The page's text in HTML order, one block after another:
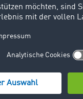
Partnerschaft
Eishockey GmbH:
sind voller Freude,
deutlich, von
von TIMOCOM
an unserer Seite